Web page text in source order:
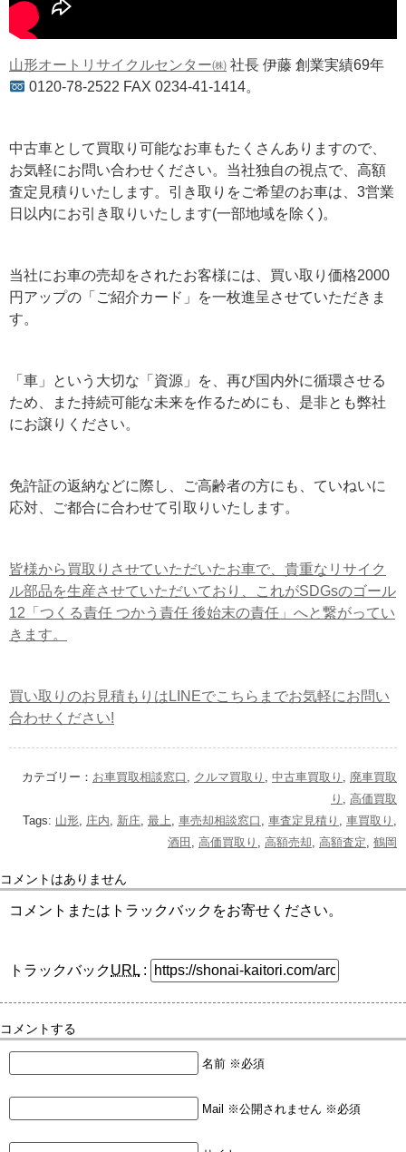
山形オートリサイクルセンター㈱ 社長 伊藤 創業実績69年
0120-78-2522 FAX 0234-41-1414。
中古車として買取り可能なお車もたくさんありますので、
お気軽にお問い合わせください。当社独自の視点で、高額
査定見積りいたします。引き取りをご希望のお車は、3営業
日以内にお引き取りいたします(一部地域を除く)。
当社にお車の売却をされたお客様には、買い取り価格2000
円アップの「ご紹介カード」を一枚進呈させていただきま
す。
「車」という大切な「資源」を、再び国内外に循環させる
ため、また持続可能な未来を作るためにも、是非とも弊社
にお譲りください。
免許証の返納などに際し、ご高齢者の方にも、ていねいに
応対、ご都合に合わせて引取りいたします。
皆様から買取りさせていただいたお車で、貴重なリサイク
ル部品を生産させていただいており、これがSDGsのゴール
12「つくる責任 つかう責任 後始末の責任」へと繋がってい
きます。
買い取りのお見積もりはLINEでこちらまでお気軽にお問い
合わせください!
カテゴリー： お車買取相談窓口 クルマ買取り 中古車買取り
廃車買取
り
高価買取
Tags: 山形 庄内 新庄 最上 車売却相談窓口 車査定見積り 車買取り
酒田
高価買取り 高額売却 高額査定 鶴岡
コメントはありません
コメントまたはトラックバックをお寄せください。
トラックバックURL :
コメントする
名前 ※必須
Mail ※公開されません ※必須